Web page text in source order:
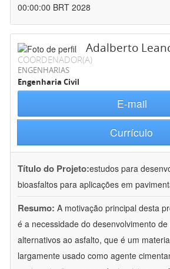
00:00:00 BRT 2028
Adalberto
COORDENADOR(A)
ENGENHARIAS
Engenharia Civil
E-mail
Currículo
Título do Projeto:estudos para
bioasfaltos para aplicações em
Resumo: A motivação principal desta
é a necessidade do desenvolvimento
alternativos ao asfalto, que é um
largamente usado como agente